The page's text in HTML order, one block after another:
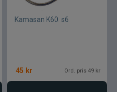
Kamasan K60. s6
45 kr Ord. pris 49 kr